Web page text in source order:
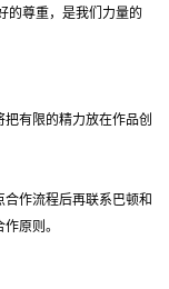
的尊重，是我们力量的
有限的精力放在作品创
作流程后再联系巴顿和
原则。